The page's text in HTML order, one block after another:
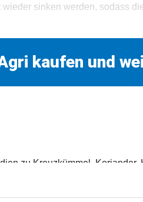
sinken werden, sodass
kaufen und
zu Kreuzkümmel, Koriander,